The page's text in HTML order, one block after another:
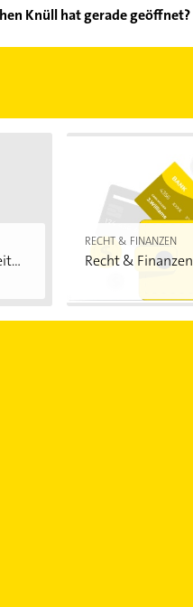
können Sie sich
Knüll hat gerade geöffnet?
Öffnungszeiten. Bitte
RECHT & FINANZEN
Recht & Finanzen